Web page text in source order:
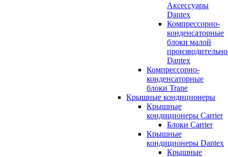
Аксессуары
Dantex
Компрессорно-
конденсаторные
блоки малой
Dantex
Компрессорно-
конденсаторные
блоки Trane
Крышные кондиционеры
Крышные
кондиционеры Carrier
Блоки Carrier
Крышные
кондиционеры Dantex
Крышные